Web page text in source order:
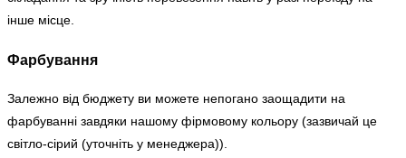
інше місце.
Фарбування
Залежно від бюджету ви можете непогано заощадити на
фарбуванні завдяки нашому фірмовому кольору (зазвичай це
світло-сірий (уточніть у менеджера)).